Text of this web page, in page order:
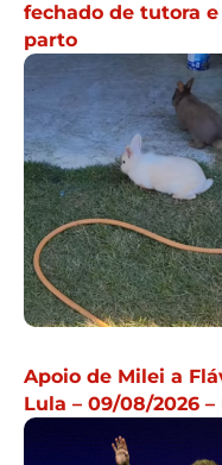
fechado de tutora
parto
Apoio de Milei a
Lula – 09/08/2026